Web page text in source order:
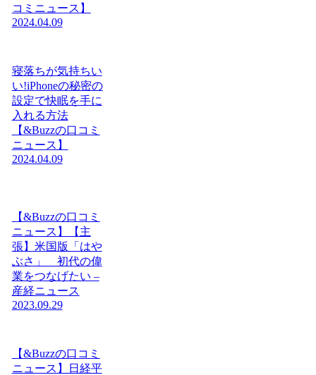
コミニュース】
2024.04.09
寝落ちが気持ちい
い!iPhoneの秘密の
設定で快眠を手に
入れる方法
【&Buzzの口コミ
ニュース】
2024.04.09
【&Buzzの口コミ
ニュース】【主
張】米国版「はや
ぶさ」 初代の偉
業をつなげたい –
産経ニュース
2023.09.29
【&Buzzの口コミ
ニュース】日経平